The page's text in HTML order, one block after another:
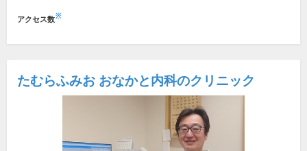
アクセス数※
たむらふみお おなかと内科のクリニック